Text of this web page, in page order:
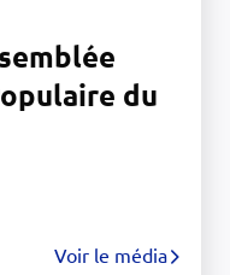
du
Voir le média